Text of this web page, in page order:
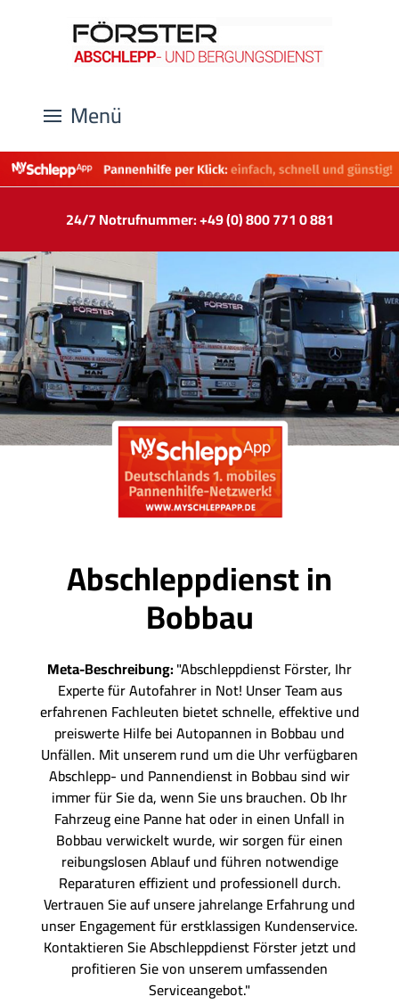
Menü
24/7 Notrufnummer: +49 (0) 800 771 0 881
Abschleppdienst in
Bobbau
Meta-Beschreibung:"Abschleppdienst Förster, Ihr
Experte für Autofahrer in Not! Unser Team aus
erfahrenen Fachleuten bietet schnelle, effektive und
preiswerte Hilfe bei Autopannen in Bobbau und
Unfällen. Mit unserem rund um die Uhr verfügbaren
Abschlepp- und Pannendienst in Bobbau sind wir
immer für Sie da, wenn Sie uns brauchen. Ob Ihr
Fahrzeug eine Panne hat oder in einen Unfall in
Bobbau verwickelt wurde, wir sorgen für einen
reibungslosen Ablauf und führen notwendige
Reparaturen effizient und professionell durch.
Vertrauen Sie auf unsere jahrelange Erfahrung und
unser Engagement für erstklassigen Kundenservice.
Kontaktieren Sie Abschleppdienst Förster jetzt und
profitieren Sie von unserem umfassenden
Serviceangebot."